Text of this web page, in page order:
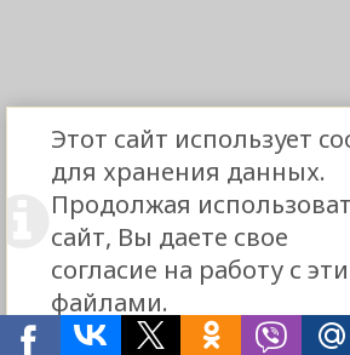
Этот сайт использует
для хранения данных.
Продолжая
сайт, Вы даете свое
согласие на работу с
файлами.